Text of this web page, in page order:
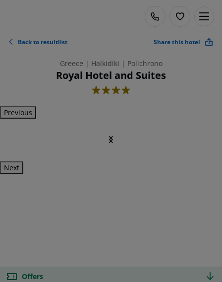
Back to resultlist Share this hotel
Greece | Halkidiki | Polichrono
Royal Hotel and Suites
4
Previous
Next
Offers